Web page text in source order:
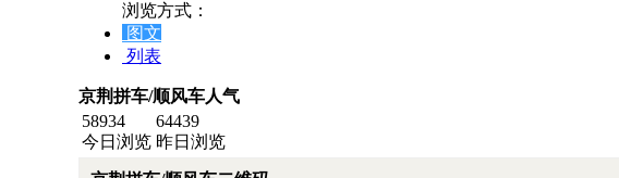
浏览方式：
图文
列表
京荆拼车/顺风车人气
58934
今日浏览
64439
昨日浏览